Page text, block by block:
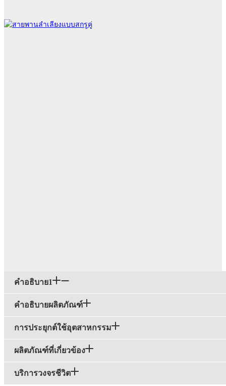
คำอธิบาย1
คำอธิบายผลิตภัณฑ์
การประยุกต์ใช้อุตสาหกรรม
ผลิตภัณฑ์ที่เกี่ยวข้อง
บริการวงจรชีวิต